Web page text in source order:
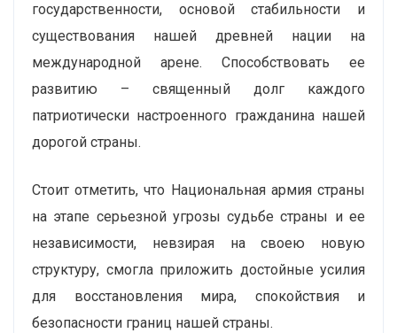
государственности, основой стабильности и
существования нашей древней нации на
международной арене. Способствовать ее
развитию – священный долг каждого
патриотически настроенного гражданина нашей
дорогой страны.
Стоит отметить, что Национальная армия страны
на этапе серьезной угрозы судьбе страны и ее
независимости, невзирая на своею новую
структуру, смогла приложить достойные усилия
для восстановления мира, спокойствия и
безопасности границ нашей страны.